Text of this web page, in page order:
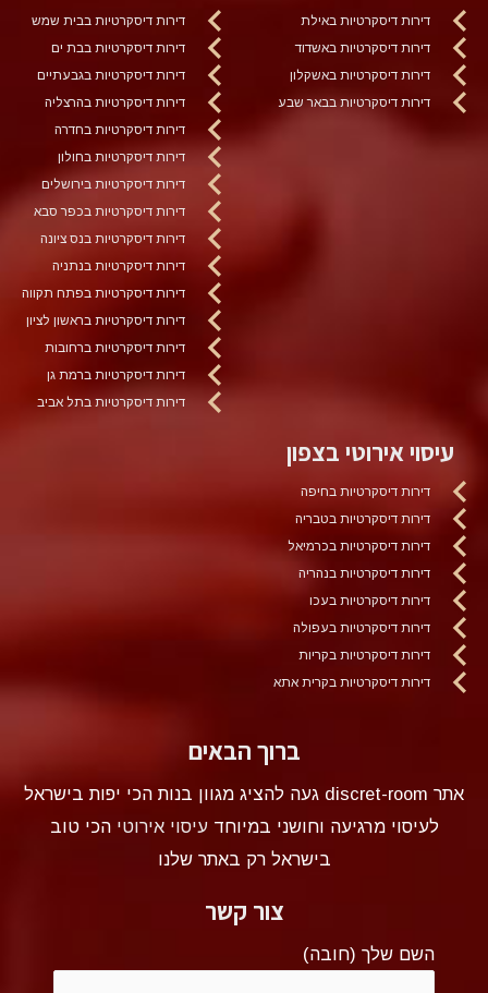
דירות דיסקרטיות באילת
דירות דיסקרטיות באשדוד
דירות דיסקרטיות באשקלון
דירות דיסקרטיות בבאר שבע
דירות דיסקרטיות בבית שמש
דירות דיסקרטיות בבת ים
דירות דיסקרטיות בגבעתיים
דירות דיסקרטיות בהרצליה
דירות דיסקרטיות בחדרה
דירות דיסקרטיות בחולון
דירות דיסקרטיות בירושלים
דירות דיסקרטיות בכפר סבא
דירות דיסקרטיות בנס ציונה
דירות דיסקרטיות בנתניה
דירות דיסקרטיות בפתח תקווה
דירות דיסקרטיות בראשון לציון
דירות דיסקרטיות ברחובות
דירות דיסקרטיות ברמת גן
דירות דיסקרטיות בתל אביב
עיסוי אירוטי בצפון
דירות דיסקרטיות בחיפה
דירות דיסקרטיות בטבריה
דירות דיסקרטיות בכרמיאל
דירות דיסקרטיות בנהריה
דירות דיסקרטיות בעכו
דירות דיסקרטיות בעפולה
דירות דיסקרטיות בקריות
דירות דיסקרטיות בקרית אתא
ברוך הבאים
אתר discret-room געה להציג מגוון בנות הכי יפות בישראל
לעיסוי מרגיעה וחושני במיוחדעיסוי אירוטי הכי טוב
בישראל רק באתר שלנו
צור קשר
השם שלך (חובה)